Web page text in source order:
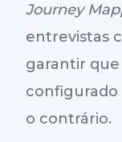
Journey
entrevistas
garantir que
configurado
o contrário.